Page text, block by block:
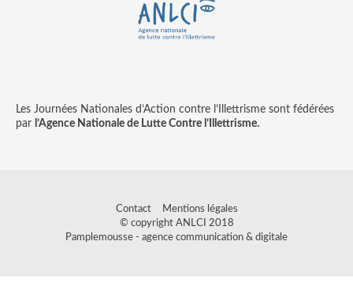
Les Journées Nationales d’Action contre l’Illettrisme sont fédérées
par l’Agence Nationale de Lutte Contre l’Illettrisme.
Contact
Mentions légales
© copyright ANLCI 2018
Pamplemousse - agence communication & digitale